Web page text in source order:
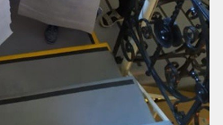
roku